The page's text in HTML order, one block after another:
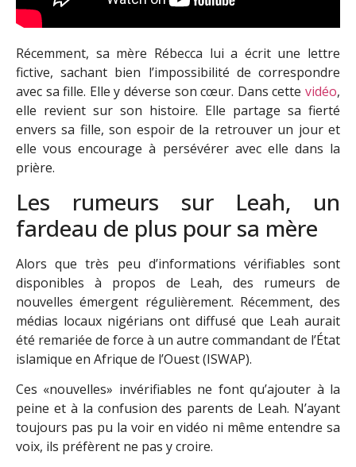
Récemment, sa mère Rébecca lui a écrit une lettre
fictive, sachant bien l’impossibilité de correspondre
avec sa fille. Elle y déverse son cœur. Dans cette vidéo,
elle revient sur son histoire. Elle partage sa fierté
envers sa fille, son espoir de la retrouver un jour et
elle vous encourage à persévérer avec elle dans la
prière.
Les rumeurs sur Leah, un
fardeau de plus pour sa mère
Alors que très peu d’informations vérifiables sont
disponibles à propos de Leah, des rumeurs de
nouvelles émergent régulièrement. Récemment, des
médias locaux nigérians ont diffusé que Leah aurait
été remariée de force à un autre commandant de l’État
islamique en Afrique de l’Ouest (ISWAP).
Ces «nouvelles» invérifiables ne font qu’ajouter à la
peine et à la confusion des parents de Leah. N’ayant
toujours pas pu la voir en vidéo ni même entendre sa
voix, ils préfèrent ne pas y croire.